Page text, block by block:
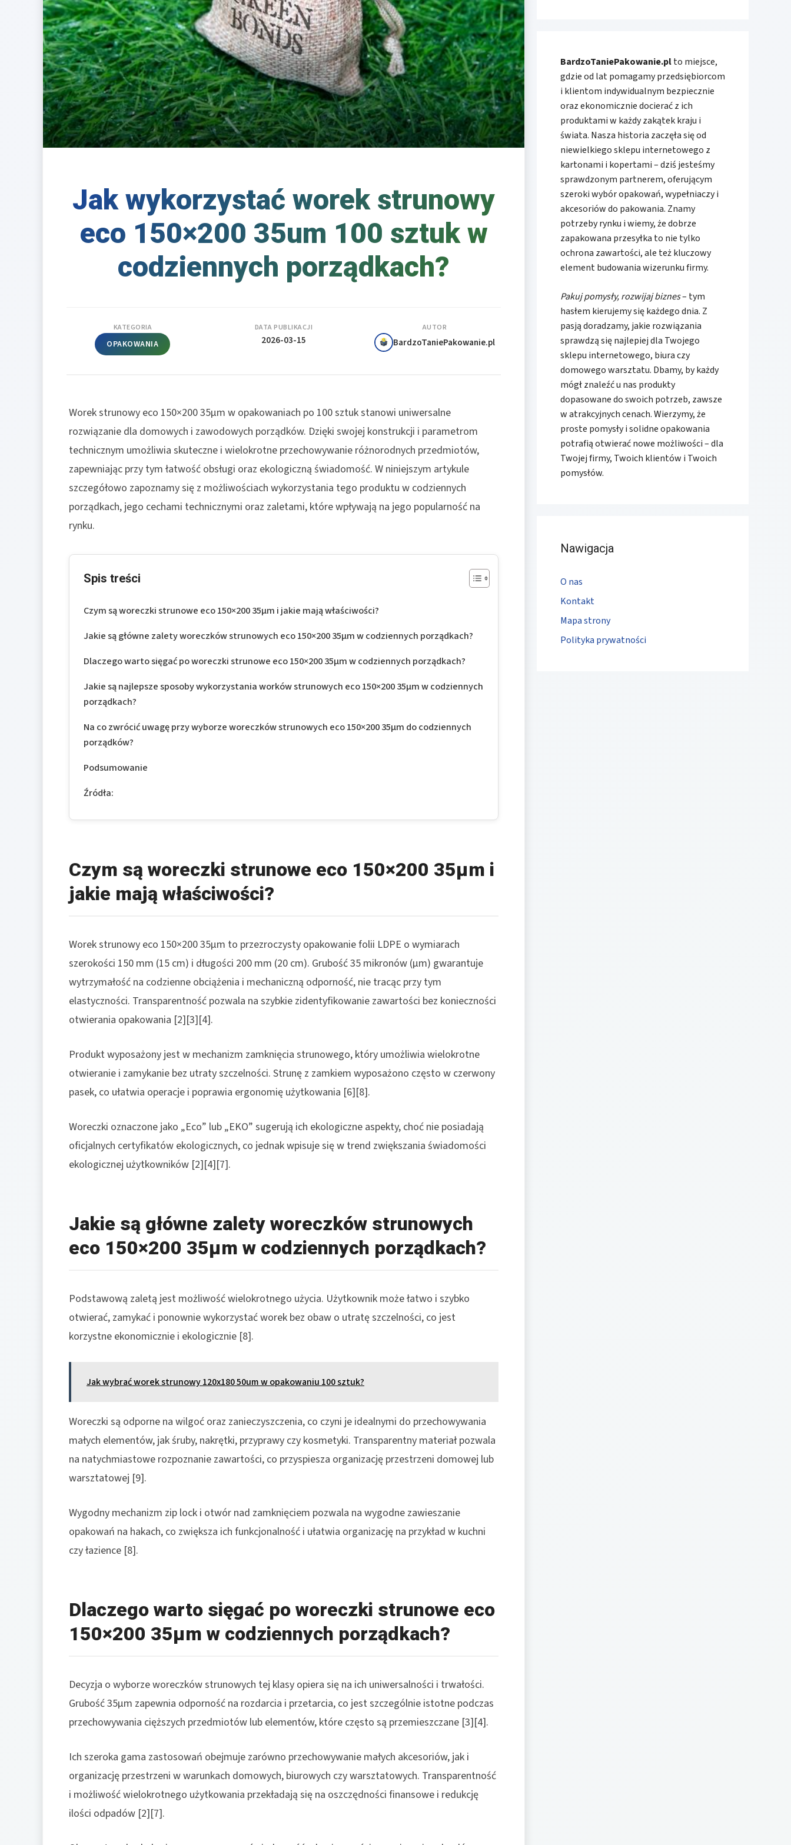
Jak wykorzystać worek strunowy
eco 150×200 35um 100 sztuk w
codziennych porządkach?
KATEGORIA
OPAKOWANIA
DATA PUBLIKACJI
2026-03-15
AUTOR
BardzoTaniePakowanie.pl
Worek strunowy eco 150×200 35µm w opakowaniach po 100 sztuk stanowi uniwersalne
rozwiązanie dla domowych i zawodowych porządków. Dzięki swojej konstrukcji i parametrom
technicznym umożliwia skuteczne i wielokrotne przechowywanie różnorodnych przedmiotów,
zapewniając przy tym łatwość obsługi oraz ekologiczną świadomość. W niniejszym artykule
szczegółowo zapoznamy się z możliwościach wykorzystania tego produktu w codziennych
porządkach, jego cechami technicznymi oraz zaletami, które wpływają na jego popularność na
rynku.
Spis treści
Czym są woreczki strunowe eco 150×200 35µm i jakie mają właściwości?
Jakie są główne zalety woreczków strunowych eco 150×200 35µm w codziennych porządkach?
Dlaczego warto sięgać po woreczki strunowe eco 150×200 35µm w codziennych porządkach?
Jakie są najlepsze sposoby wykorzystania worków strunowych eco 150×200 35µm w codziennych
porządkach?
Na co zwrócić uwagę przy wyborze woreczków strunowych eco 150×200 35µm do codziennych
porządków?
Podsumowanie
Źródła:
Czym są woreczki strunowe eco 150×200 35µm i
jakie mają właściwości?
Worek strunowy eco 150×200 35µm to przezroczysty opakowanie folii LDPE o wymiarach
szerokości 150 mm (15 cm) i długości 200 mm (20 cm). Grubość 35 mikronów (µm) gwarantuje
wytrzymałość na codzienne obciążenia i mechaniczną odporność, nie tracąc przy tym
elastyczności. Transparentność pozwala na szybkie zidentyfikowanie zawartości bez konieczności
otwierania opakowania [2][3][4].
Produkt wyposażony jest w mechanizm zamknięcia strunowego, który umożliwia wielokrotne
otwieranie i zamykanie bez utraty szczelności. Strunę z zamkiem wyposażono często w czerwony
pasek, co ułatwia operacje i poprawia ergonomię użytkowania [6][8].
Woreczki oznaczone jako „Eco” lub „EKO” sugerują ich ekologiczne aspekty, choć nie posiadają
oficjalnych certyfikatów ekologicznych, co jednak wpisuje się w trend zwiększania świadomości
ekologicznej użytkowników [2][4][7].
Jakie są główne zalety woreczków strunowych
eco 150×200 35µm w codziennych porządkach?
Podstawową zaletą jest możliwość wielokrotnego użycia. Użytkownik może łatwo i szybko
otwierać, zamykać i ponownie wykorzystać worek bez obaw o utratę szczelności, co jest
korzystne ekonomicznie i ekologicznie [8].
Jak wybrać worek strunowy 120x180 50um w opakowaniu 100 sztuk?
Woreczki są odporne na wilgoć oraz zanieczyszczenia, co czyni je idealnymi do przechowywania
małych elementów, jak śruby, nakrętki, przyprawy czy kosmetyki. Transparentny materiał pozwala
na natychmiastowe rozpoznanie zawartości, co przyspiesza organizację przestrzeni domowej lub
warsztatowej [9].
Wygodny mechanizm zip lock i otwór nad zamknięciem pozwala na wygodne zawieszanie
opakowań na hakach, co zwiększa ich funkcjonalność i ułatwia organizację na przykład w kuchni
czy łazience [8].
Dlaczego warto sięgać po woreczki strunowe eco
150×200 35µm w codziennych porządkach?
Decyzja o wyborze woreczków strunowych tej klasy opiera się na ich uniwersalności i trwałości.
Grubość 35µm zapewnia odporność na rozdarcia i przetarcia, co jest szczególnie istotne podczas
przechowywania cięższych przedmiotów lub elementów, które często są przemieszczane [3][4].
Ich szeroka gama zastosowań obejmuje zarówno przechowywanie małych akcesoriów, jak i
organizację przestrzeni w warunkach domowych, biurowych czy warsztatowych. Transparentność
i możliwość wielokrotnego użytkowania przekładają się na oszczędności finansowe i redukcję
ilości odpadów [2][7].
BardzoTaniePakowanie.plto miejsce,
gdzie od lat pomagamy przedsiębiorcom
i klientom indywidualnym bezpiecznie
oraz ekonomicznie docierać z ich
produktami w każdy zakątek kraju i
świata. Nasza historia zaczęła się od
niewielkiego sklepu internetowego z
kartonami i kopertami – dziś jesteśmy
sprawdzonym partnerem, oferującym
szeroki wybór opakowań, wypełniaczy i
akcesoriów do pakowania. Znamy
potrzeby rynku i wiemy, że dobrze
zapakowana przesyłka to nie tylko
ochrona zawartości, ale też kluczowy
element budowania wizerunku firmy.
Pakuj pomysły, rozwijaj biznes– tym
hasłem kierujemy się każdego dnia. Z
pasją doradzamy, jakie rozwiązania
sprawdzą się najlepiej dla Twojego
sklepu internetowego, biura czy
domowego warsztatu. Dbamy, by każdy
mógł znaleźć u nas produkty
dopasowane do swoich potrzeb, zawsze
w atrakcyjnych cenach. Wierzymy, że
proste pomysły i solidne opakowania
potrafią otwierać nowe możliwości – dla
Twojej firmy, Twoich klientów i Twoich
pomysłów.
Nawigacja
O nas
Kontakt
Mapa strony
Polityka prywatności